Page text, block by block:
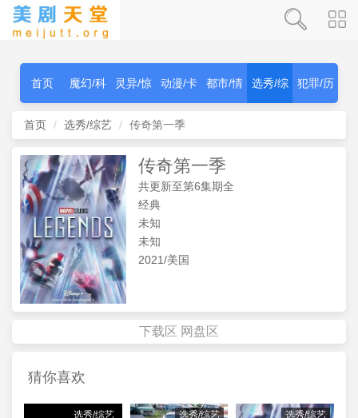
首页 魔幻/科
幻
灵异/惊
秫
动漫/卡
通
都市/情 选秀/综 犯罪/历
首页 选秀/综艺 传奇第一季
传奇第一季
共更新至第6集期全
经典
未知
未知
2021/美国
下载区 网盘区
猜你喜欢
选秀/综艺 选秀/综艺 选秀/综艺